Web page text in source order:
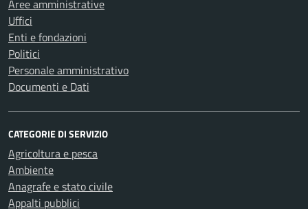
Aree amministrative
Uffici
Enti e fondazioni
Politici
Personale amministrativo
Documenti e Dati
CATEGORIE DI SERVIZIO
Agricoltura e pesca
Ambiente
Anagrafe e stato civile
Appalti pubblici